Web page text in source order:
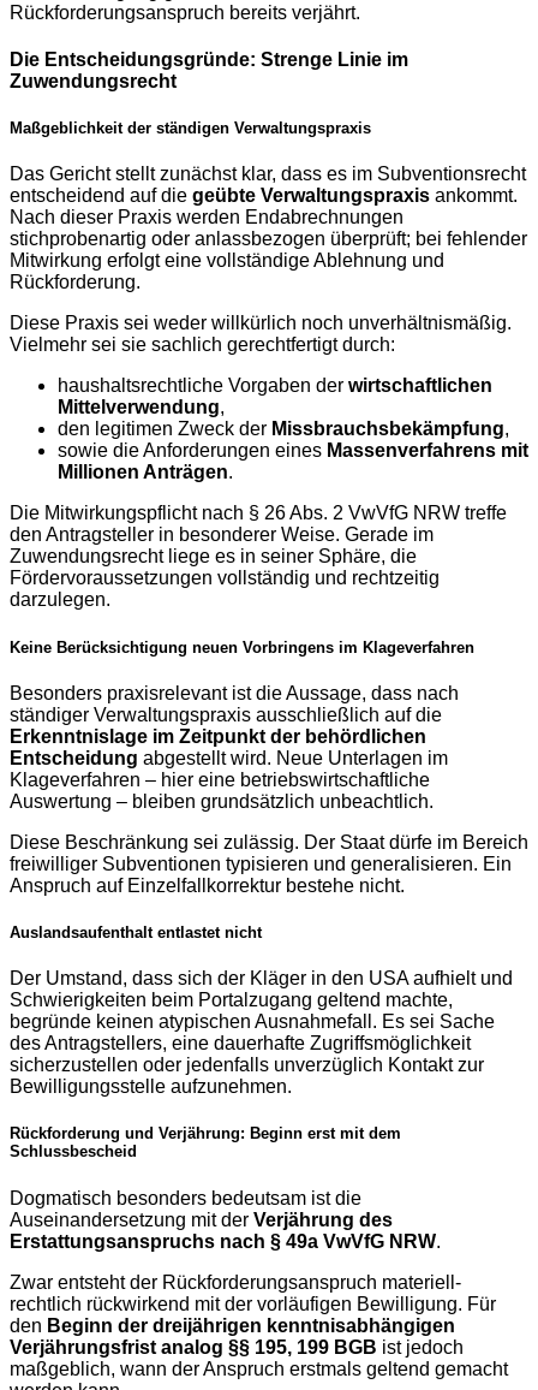
Rückforderungsanspruch bereits verjährt.
Die Entscheidungsgründe: Strenge Linie im
Zuwendungsrecht
Maßgeblichkeit der ständigen Verwaltungspraxis
Das Gericht stellt zunächst klar, dass es im Subventionsrecht
entscheidend auf die geübte Verwaltungspraxis ankommt.
Nach dieser Praxis werden Endabrechnungen
stichprobenartig oder anlassbezogen überprüft; bei fehlender
Mitwirkung erfolgt eine vollständige Ablehnung und
Rückforderung.
Diese Praxis sei weder willkürlich noch unverhältnismäßig.
Vielmehr sei sie sachlich gerechtfertigt durch:
haushaltsrechtliche Vorgaben der wirtschaftlichen
Mittelverwendung,
den legitimen Zweck der Missbrauchsbekämpfung,
sowie die Anforderungen eines Massenverfahrens mit
Millionen Anträgen.
Die Mitwirkungspflicht nach § 26 Abs. 2 VwVfG NRW treffe
den Antragsteller in besonderer Weise. Gerade im
Zuwendungsrecht liege es in seiner Sphäre, die
Fördervoraussetzungen vollständig und rechtzeitig
darzulegen.
Keine Berücksichtigung neuen Vorbringens im Klageverfahren
Besonders praxisrelevant ist die Aussage, dass nach
ständiger Verwaltungspraxis ausschließlich auf die
Erkenntnislage im Zeitpunkt der behördlichen
Entscheidung abgestellt wird. Neue Unterlagen im
Klageverfahren – hier eine betriebswirtschaftliche
Auswertung – bleiben grundsätzlich unbeachtlich.
Diese Beschränkung sei zulässig. Der Staat dürfe im Bereich
freiwilliger Subventionen typisieren und generalisieren. Ein
Anspruch auf Einzelfallkorrektur bestehe nicht.
Auslandsaufenthalt entlastet nicht
Der Umstand, dass sich der Kläger in den USA aufhielt und
Schwierigkeiten beim Portalzugang geltend machte,
begründe keinen atypischen Ausnahmefall. Es sei Sache
des Antragstellers, eine dauerhafte Zugriffsmöglichkeit
sicherzustellen oder jedenfalls unverzüglich Kontakt zur
Bewilligungsstelle aufzunehmen.
Rückforderung und Verjährung: Beginn erst mit dem
Schlussbescheid
Dogmatisch besonders bedeutsam ist die
Auseinandersetzung mit der Verjährung des
Erstattungsanspruchs nach § 49a VwVfG NRW.
Zwar entsteht der Rückforderungsanspruch materiell-
rechtlich rückwirkend mit der vorläufigen Bewilligung. Für
den Beginn der dreijährigen kenntnisabhängigen
Verjährungsfrist analog §§ 195, 199 BGB ist jedoch
maßgeblich, wann der Anspruch erstmals geltend gemacht